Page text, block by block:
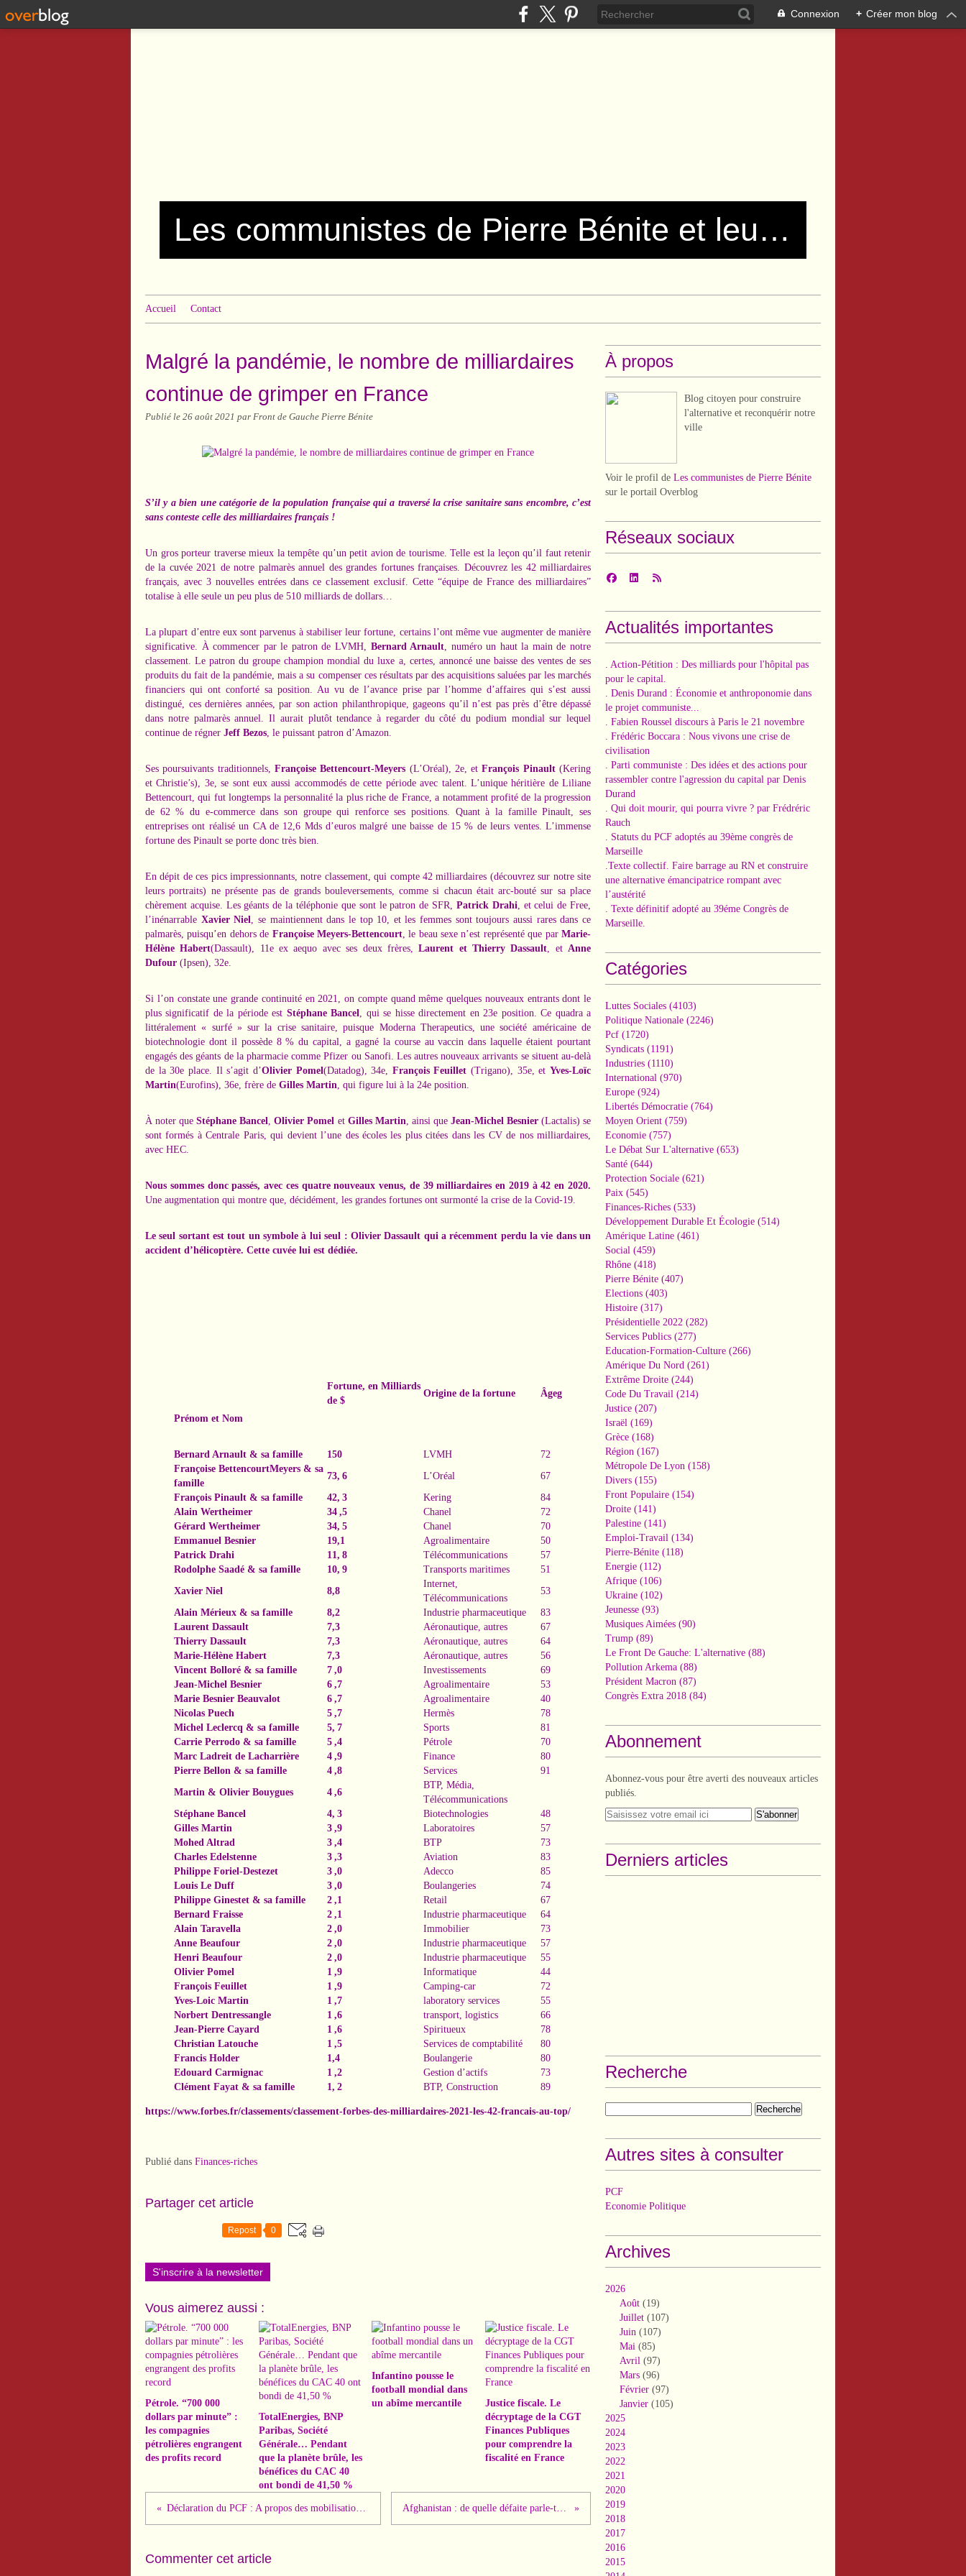
Connexion + Créer mon blog
Les communistes de Pierre Bénite et leurs amis !
Accueil Contact
Malgré la pandémie, le nombre de milliardaires
continue de grimper en France
Publié le 26 août 2021 par Front de Gauche Pierre Bénite
S’il y a bien une catégorie de la population française qui a traversé la crise sanitaire sans encombre, c’est
sans conteste celle des milliardaires français !
Un gros porteur traverse mieux la tempête qu’un petit avion de tourisme. Telle est la leçon qu’il faut retenir
de la cuvée 2021 de notre palmarès annuel des grandes fortunes françaises. Découvrez les 42 milliardaires
français, avec 3 nouvelles entrées dans ce classement exclusif. Cette “équipe de France des milliardaires”
totalise à elle seule un peu plus de 510 milliards de dollars…
La plupart d’entre eux sont parvenus à stabiliser leur fortune, certains l’ont même vue augmenter de manière
significative. À commencer par le patron de LVMH, Bernard Arnault, numéro un haut la main de notre
classement. Le patron du groupe champion mondial du luxe a, certes, annoncé une baisse des ventesde ses
produits du fait de la pandémie, mais a su compenser ces résultats par des acquisitions saluées par les marchés
financiers qui ont conforté sa position. Au vu de l’avance prise par l’homme d’affaires qui s’est aussi
distingué, ces dernières années, par son action philanthropique, gageons qu’il n’est pas près d’être dépassé
dans notre palmarès annuel. Il aurait plutôt tendance à regarder du côté du podium mondial sur lequel
continue de régner Jeff Bezos, le puissant patron d’Amazon.
Ses poursuivants traditionnels, Françoise Bettencourt-Meyers (L’Oréal), 2e, etFrançois Pinault(Kering
et Christie’s), 3e, se sont eux aussi accommodés de cette période avec talent. L’unique héritière de Liliane
Bettencourt, qui fut longtemps la personnalité la plus riche de France, a notamment profité de la progression
de 62 % du e-commerce dans son groupe qui renforce ses positions. Quant à la famille Pinault, ses
entreprises ont réalisé un CA de 12,6 Mds d’euros malgré une baisse de 15 % de leurs ventes. L’immense
fortune des Pinault se porte donc très bien.
En dépit de ces pics impressionnants, notre classement, qui compte 42 milliardaires (découvrez sur notre site
leurs portraits) ne présente pas de grands bouleversements, comme si chacun était arc-bouté sur sa place
chèrement acquise. Les géants de la téléphonie que sont le patron de SFR, Patrick Drahi, et celui de Free,
l’inénarrable Xavier Niel, se maintiennent dans le top 10, et les femmes sont toujours aussi rares dans ce
palmarès, puisqu’en dehors de Françoise Meyers-Bettencourt, le beau sexe n’est représenté que parMarie-
Hélène Habert(Dassault), 11e ex aequo avec ses deux frères,Laurent et Thierry Dassault, etAnne
Dufour (Ipsen), 32e.
Si l’on constate une grande continuité en 2021, on compte quand même quelques nouveaux entrants dont le
plus significatif de la période est Stéphane Bancel, qui se hisse directement en 23e position. Ce quadra a
littéralement « surfé » sur la crise sanitaire, puisque Moderna Therapeutics, une société américaine de
biotechnologie dont il possède 8 % du capital, a gagné la course au vaccin dans laquelle étaient pourtant
engagés des géants de la pharmacie comme Pfizer ou Sanofi. Les autres nouveaux arrivants se situent au-delà
de la 30e place. Il s’agit d’Olivier Pomel(Datadog), 34e, François Feuillet (Trigano), 35e, etYves-Loïc
Martin(Eurofins), 36e, frère de Gilles Martin, qui figure lui à la 24e position.
À noter queStéphane Bancel,Olivier Pomel et Gilles Martin, ainsi que Jean-Michel Besnier(Lactalis) se
sont formés à Centrale Paris, qui devient l’une des écoles les plus citées dans les CV de nos milliardaires,
avec HEC.
Nous sommes donc passés, avec ces quatre nouveaux venus, de 39 milliardaires en 2019 à 42 en 2020.
Une augmentation qui montre que, décidément, les grandes fortunes ont surmonté la crise de la Covid-19.
Le seul sortant est tout un symbole à lui seul : Olivier Dassault qui a récemment perdu la vie dans un
accident d’hélicoptère. Cette cuvée lui est dédiée.
Prénom et Nom
Fortune, en Milliards
de $
Origine de la fortune Âgeg
Bernard Arnault & sa famille 150 LVMH
72
Françoise BettencourtMeyers & sa
famille
73, 6 L’Oréal
67
François Pinault & sa famille 42, 3 Kering
84
Alain Wertheimer
34 ,5 Chanel
72
Gérard Wertheimer
34, 5 Chanel
70
Emmanuel Besnier
19,1 Agroalimentaire
50
Patrick Drahi
11, 8 Télécommunications
57
Rodolphe Saadé & sa famille 10, 9 Transports maritimes
51
Xavier Niel
8,8
Internet,
Télécommunications
53
Alain Mérieux & sa famille 8,2 Industrie pharmaceutique
83
Laurent Dassault
7,3 Aéronautique, autres
67
Thierry Dassault
7,3 Aéronautique, autres
64
Marie-Hélène Habert
7,3 Aéronautique, autres
56
Vincent Bolloré & sa famille 7 ,0 Investissements
69
Jean-Michel Besnier
6 ,7 Agroalimentaire
53
Marie Besnier Beauvalot
6 ,7 Agroalimentaire
40
Nicolas Puech
5 ,7 Hermès
78
Michel Leclercq & sa famille 5, 7 Sports
81
Carrie Perrodo & sa famille 5 ,4 Pétrole
70
Marc Ladreit de Lacharrière
4 ,9 Finance
80
Pierre Bellon & sa famille 4 ,8 Services
91
Martin & Olivier Bouygues
4 ,6
BTP, Média,
Télécommunications
Stéphane Bancel
4, 3 Biotechnologies
48
Gilles Martin
3 ,9 Laboratoires
57
Mohed Altrad
3 ,4 BTP
73
Charles Edelstenne
3 ,3 Aviation
83
Philippe Foriel-Destezet
3 ,0 Adecco
85
Louis Le Duff
3 ,0 Boulangeries
74
Philippe Ginestet & sa famille
2 ,1 Retail
67
Bernard Fraisse
2 ,1 Industrie pharmaceutique
64
Alain Taravella
2 ,0 Immobilier
73
Anne Beaufour
2 ,0 Industrie pharmaceutique
57
Henri Beaufour
2 ,0 Industrie pharmaceutique
55
Olivier Pomel
1 ,9 Informatique
44
François Feuillet
1 ,9 Camping-car
72
Yves-Loic Martin
1 ,7 laboratory services
55
Norbert Dentressangle
1 ,6 transport, logistics
66
Jean-Pierre Cayard
1 ,6 Spiritueux
78
Christian Latouche
1 ,5 Services de comptabilité
80
Francis Holder
1,4 Boulangerie
80
Edouard Carmignac
1 ,2 Gestion d’actifs
73
Clément Fayat & sa famille
1, 2 BTP, Construction 89
https://www.forbes.fr/classements/classement-forbes-des-milliardaires-2021-les-42-francais-au-top/
Publié dans Finances-riches
Partager cet article
Repost 0
S'inscrire à la newsletter
Vous aimerez aussi :
Pétrole. “700 000
dollars par minute” :
les compagnies
pétrolières engrangent
des profits record
TotalEnergies, BNP
Paribas, Société
Générale… Pendant
que la planète brûle, les
bénéfices du CAC 40
ont bondi de 41,50 %
Infantino pousse le
football mondial dans
un abîme mercantile
Justice fiscale. Le
décryptage de la CGT
Finances Publiques
pour comprendre la
fiscalité en France
Déclaration du PCF : A propos des mobilisations contre le passe sanitaire Afghanistan : de quelle défaite parle-t-on ? par Jacques Fath
Commenter cet article
À propos
Blog citoyen pour construire
l'alternative et reconquérir notre
ville
Voir le profil de Les communistes de Pierre Bénite
sur le portail Overblog
Réseaux sociaux
Actualités importantes
. Action-Pétition : Des milliards pour l'hôpital pas
pour le capital.
. Denis Durand : Économie et anthroponomie dans
le projet communiste...
. Fabien Roussel discours à Paris le 21 novembre
. Frédéric Boccara : Nous vivons une crise de
civilisation
. Parti communiste : Des idées et des actions pour
rassembler contre l'agression du capital par Denis
Durand
. Qui doit mourir, qui pourra vivre ? par Frédréric
Rauch
. Statuts du PCF adoptés au 39ème congrès de
Marseille
.Texte collectif. Faire barrage au RN et construire
une alternative émancipatrice rompant avec
l’austérité
. Texte définitif adopté au 39éme Congrès de
Marseille.
Catégories
Luttes Sociales (4103)
Politique Nationale (2246)
Pcf (1720)
Syndicats (1191)
Industries (1110)
International (970)
Europe (924)
Libertés Démocratie (764)
Moyen Orient (759)
Economie (757)
Le Débat Sur L'alternative (653)
Santé (644)
Protection Sociale (621)
Paix (545)
Finances-Riches (533)
Développement Durable Et Écologie (514)
Amérique Latine (461)
Social (459)
Rhône (418)
Pierre Bénite (407)
Elections (403)
Histoire (317)
Présidentielle 2022 (282)
Services Publics (277)
Education-Formation-Culture (266)
Amérique Du Nord (261)
Extrême Droite (244)
Code Du Travail (214)
Justice (207)
Israël (169)
Grèce (168)
Région (167)
Métropole De Lyon (158)
Divers (155)
Front Populaire (154)
Droite (141)
Palestine (141)
Emploi-Travail (134)
Pierre-Bénite (118)
Energie (112)
Afrique (106)
Ukraine (102)
Jeunesse (93)
Musiques Aimées (90)
Trump (89)
Le Front De Gauche: L'alternative (88)
Pollution Arkema (88)
Président Macron (87)
Congrès Extra 2018 (84)
Abonnement
Abonnez-vous pour être averti des nouveaux articles
publiés.
Derniers articles
Recherche
Autres sites à consulter
PCF
Economie Politique
Archives
2026
Août (19)
Juillet (107)
Juin (107)
Mai (85)
Avril (97)
Mars (96)
Février (97)
Janvier (105)
2025
2024
2023
2022
2021
2020
2019
2018
2017
2016
2015